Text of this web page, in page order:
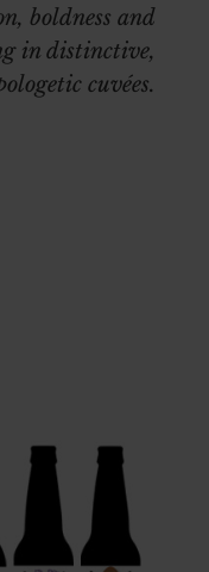
boldness and
in distinctive,
cuvées.